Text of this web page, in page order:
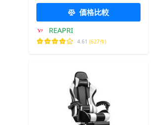
価格比較
REAPRI
4.61 (627件)